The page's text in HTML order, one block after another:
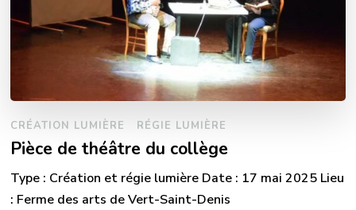
CRÉATION LUMIÈRE RÉGIE LUMIÈRE
Pièce de théâtre du collège
Type : Création et régie lumière Date : 17 mai 2025 Lieu
: Ferme des arts de Vert-Saint-Denis